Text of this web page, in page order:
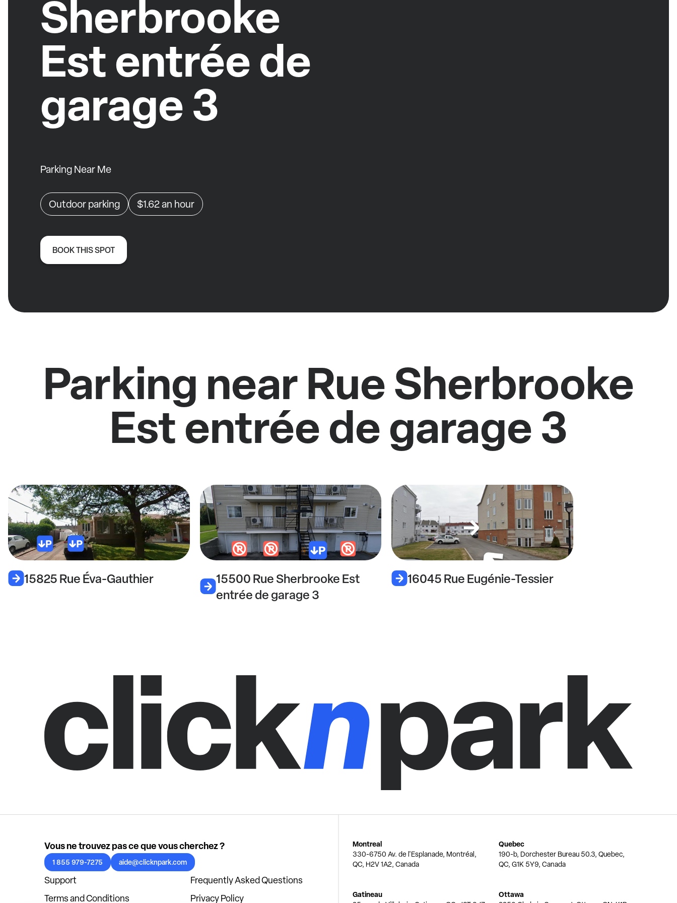
Sherbrooke
Est entrée de
garage 3
Parking Near Me
Outdoor parking $1.62an hour
BOOK THIS SPOT
Parking near Rue Sherbrooke
Est entrée de garage 3
15825 Rue Éva-Gauthier
15500 Rue Sherbrooke Est
entrée de garage 3
16045 Rue Eugénie-Tessier
Vous ne trouvez pas ce que vous cherchez ?
1 855 979-7275 aide@clicknpark.com
Support
Frequently Asked Questions
Terms and Conditions
Privacy Policy
Montreal
330-6750 Av. de l'Esplanade, Montréal,
QC, H2V 1A2, Canada
Quebec
190-b, Dorchester Bureau 50.3, Quebec,
QC, G1K 5Y9, Canada
Gatineau Ottawa